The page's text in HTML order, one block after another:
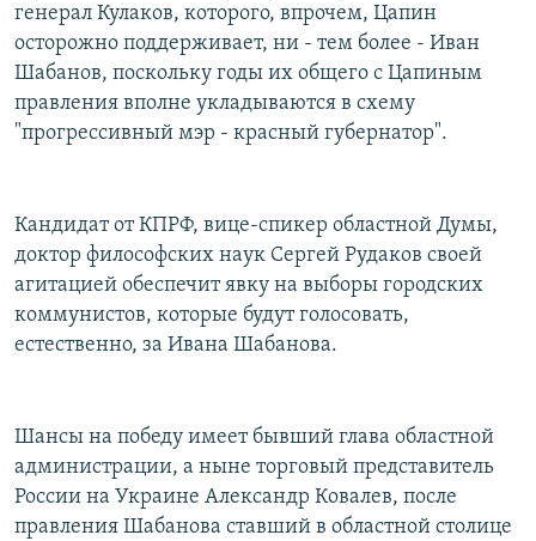
генерал Кулаков, которого, впрочем, Цапин
осторожно поддерживает, ни - тем более - Иван
Шабанов, поскольку годы их общего с Цапиным
правления вполне укладываются в схему
"прогрессивный мэр - красный губернатор".
Кандидат от КПРФ, вице-спикер областной Думы,
доктор философских наук Сергей Рудаков своей
агитацией обеспечит явку на выборы городских
коммунистов, которые будут голосовать,
естественно, за Ивана Шабанова.
Шансы на победу имеет бывший глава областной
администрации, а ныне торговый представитель
России на Украине Александр Ковалев, после
правления Шабанова ставший в областной столице